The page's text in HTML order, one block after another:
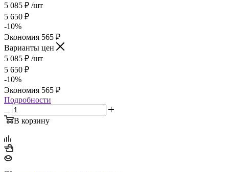
5 085 ₽ /шт
5 650 ₽
-10%
Экономия 565 ₽
Варианты цен
5 085 ₽ /шт
5 650 ₽
-10%
Экономия 565 ₽
Подробности
В корзину